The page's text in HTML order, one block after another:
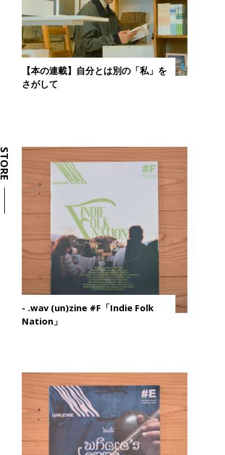
【本の連載】自分とは別の「私」を
さがして
STORE
- .wav (un)zine #F「Indie Folk
Nation」